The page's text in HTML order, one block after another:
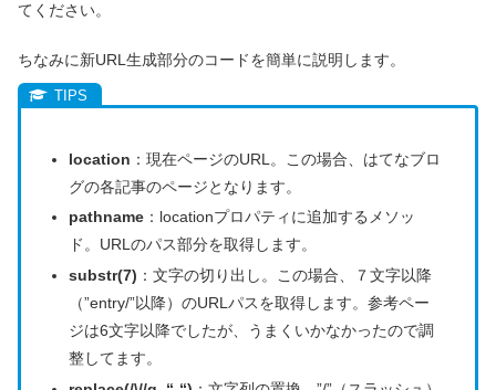
てください。
ちなみに新URL生成部分のコードを簡単に説明します。
location ：現在ページのURL。この場合、はてなブロ
グの各記事のページとなります。
pathname：locationプロパティに追加するメソッ
ド。URLのパス部分を取得します。
substr(7) ：文字の切り出し。この場合、７文字以降
（”entry/”以降）のURLパスを取得します。参考ペー
ジは6文字以降でしたが、うまくいかなかったので調
整してます。